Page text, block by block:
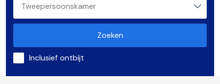
Zoeken
Inclusief ontbijt